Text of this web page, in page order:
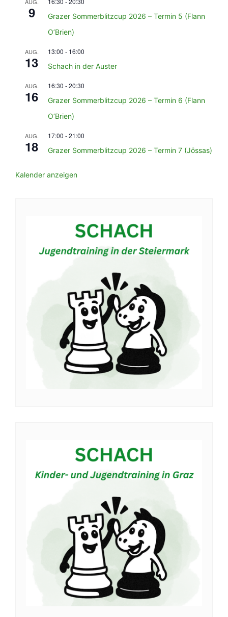
9
Grazer Sommerblitzcup 2026 – Termin 5 (Flann
O’Brien)
AUG.
13
13:00 - 16:00
Schach in der Auster
AUG.
16
16:30 -20:30
Grazer Sommerblitzcup 2026 – Termin 6 (Flann
O’Brien)
AUG.
18
17:00 -21:00
Grazer Sommerblitzcup 2026 – Termin 7 (Jössas)
Kalender anzeigen